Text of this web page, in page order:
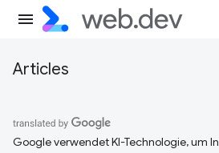
Articles
Google verwendet KI-Technologie, um